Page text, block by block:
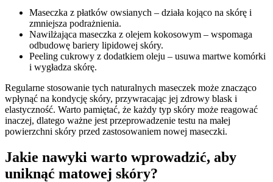
Maseczka z płatków owsianych – działa kojąco na skórę i
zmniejsza podrażnienia.
Nawilżająca maseczka z olejem kokosowym – wspomaga
odbudowę bariery lipidowej skóry.
Peeling cukrowy z dodatkiem oleju – usuwa martwe komórki
i wygładza skórę.
Regularne stosowanie tych naturalnych maseczek może znacząco
wpłynąć na kondycję skóry, przywracając jej zdrowy blask i
elastyczność. Warto pamiętać, że każdy typ skóry może reagować
inaczej, dlatego ważne jest przeprowadzenie testu na małej
powierzchni skóry przed zastosowaniem nowej maseczki.
Jakie nawyki warto wprowadzić, aby
uniknąć matowej skóry?